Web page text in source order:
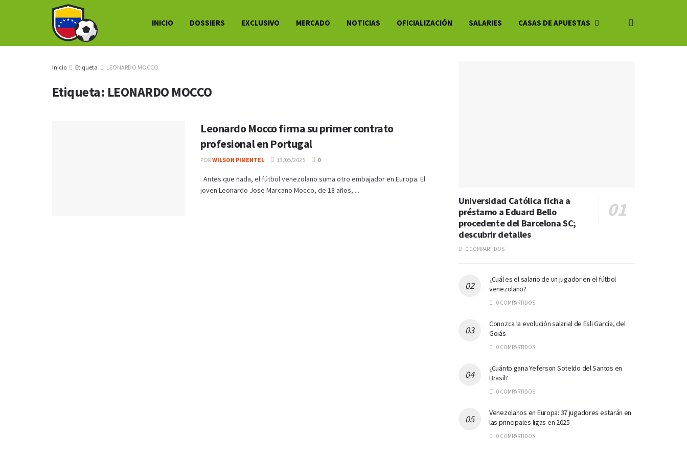
INICIO DOSSIERS EXCLUSIVO MERCADO NOTICIAS OFICIALIZACIÓN SALARIES CASAS DE APUESTAS
Inicio Etiqueta LEONARDO MOCCO
Etiqueta: LEONARDO MOCCO
Leonardo Mocco firma su primer contrato
profesional en Portugal
PORWILSON PIMENTEL 13/05/2025 0
Antes que nada, el fútbol venezolano suma otro embajador en Europa. El
joven Leonardo Jose Marcano Mocco, de 18 años, ...
Universidad Católica ficha a
préstamo a Eduard Bello
procedente del Barcelona SC;
descubrir detalles
0 COMPARTIDOS
¿Cuál es el salario de un jugador en el fútbol
venezolano?
0 COMPARTIDOS
Conozca la evolución salarial de Esli García, del
Goiás
0 COMPARTIDOS
¿Cuánto gana Yeferson Soteldo del Santos en
Brasil?
0 COMPARTIDOS
Venezolanos en Europa: 37 jugadores estarán en
las principales ligas en 2025
0 COMPARTIDOS